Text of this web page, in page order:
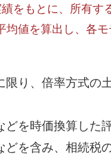
をもとに、所有す
値を算出し、各
り、倍率方式の
を時価換算した
を含み、相続税